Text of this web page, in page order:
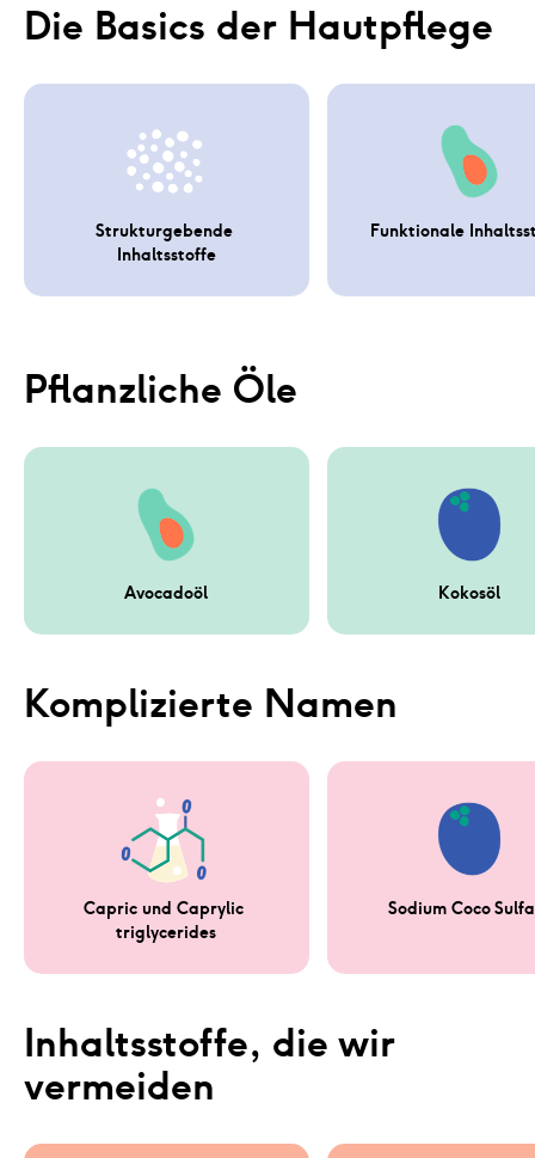
Die Basics der Hautpflege
Strukturgebende
Inhaltsstoffe
Funktionale
Pflanzliche Öle
Avocadoöl Kokosöl
Komplizierte Namen
Capric und Caprylic
triglycerides
Sodium Coco
Inhaltsstoffe, die wir
vermeiden